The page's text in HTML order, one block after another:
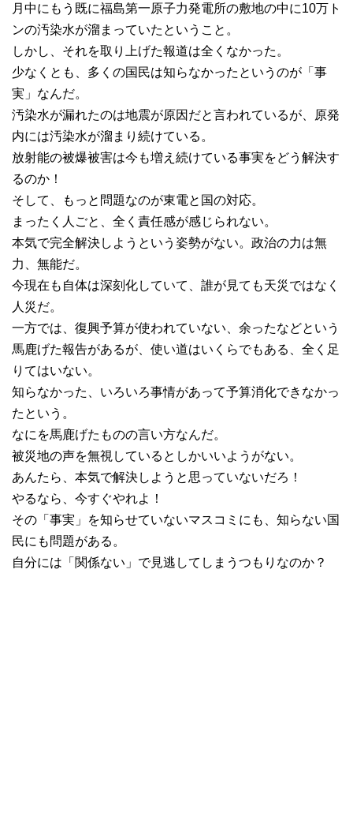
月中にもう既に福島第一原子力発電所の敷地の中に10万ト
ンの汚染水が溜まっていたということ。
しかし、それを取り上げた報道は全くなかった。
少なくとも、多くの国民は知らなかったというのが「事
実」なんだ。
汚染水が漏れたのは地震が原因だと言われているが、原発
内には汚染水が溜まり続けている。
放射能の被爆被害は今も増え続けている事実をどう解決す
るのか！
そして、もっと問題なのが東電と国の対応。
まったく人ごと、全く責任感が感じられない。
本気で完全解決しようという姿勢がない。政治の力は無
力、無能だ。
今現在も自体は深刻化していて、誰が見ても天災ではなく
人災だ。
一方では、復興予算が使われていない、余ったなどという
馬鹿げた報告があるが、使い道はいくらでもある、全く足
りてはいない。
知らなかった、いろいろ事情があって予算消化できなかっ
たという。
なにを馬鹿げたものの言い方なんだ。
被災地の声を無視しているとしかいいようがない。
あんたら、本気で解決しようと思っていないだろ！
やるなら、今すぐやれよ！
その「事実」を知らせていないマスコミにも、知らない国
民にも問題がある。
自分には「関係ない」で見逃してしまうつもりなのか？